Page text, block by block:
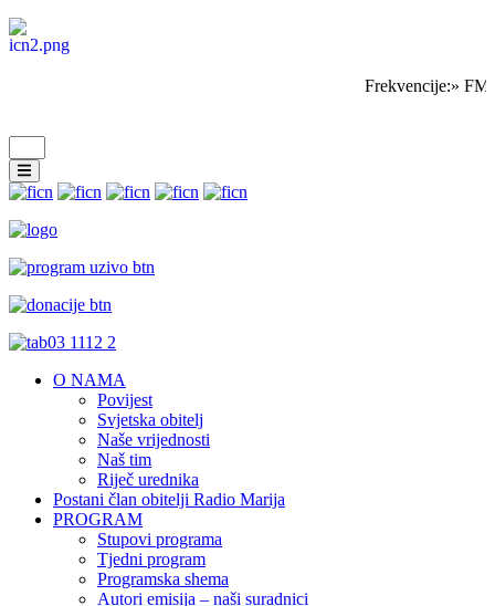
Frekvencije:»
O NAMA
Povijest
Svjetska obitelj
Naše vrijednosti
Naš tim
Riječ urednika
Postani član obitelji Radio Marija
PROGRAM
Stupovi programa
Tjedni program
Programska shema
Autori emisija – naši suradnici